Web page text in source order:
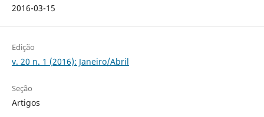
2016-03-15
Edição
v. 20 n. 1 (2016): Janeiro/Abril
Seção
Artigos